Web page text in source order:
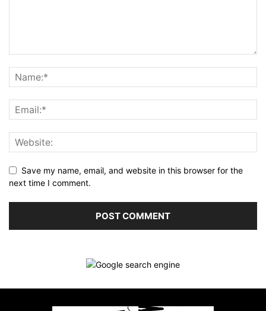
Save my name, email, and website in this browser for the
next time I comment.